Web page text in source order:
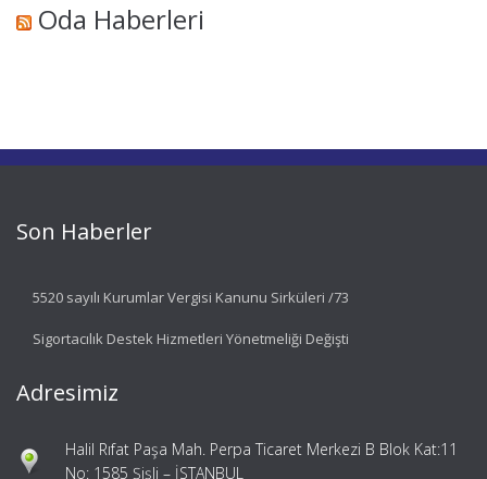
Oda Haberleri
Son Haberler
5520 sayılı Kurumlar Vergisi Kanunu Sirküleri /73
Sigortacılık Destek Hizmetleri Yönetmeliği Değişti
Adresimiz
Halil Rıfat Paşa Mah. Perpa Ticaret Merkezi B Blok Kat:11
No: 1585 Şişli – İSTANBUL